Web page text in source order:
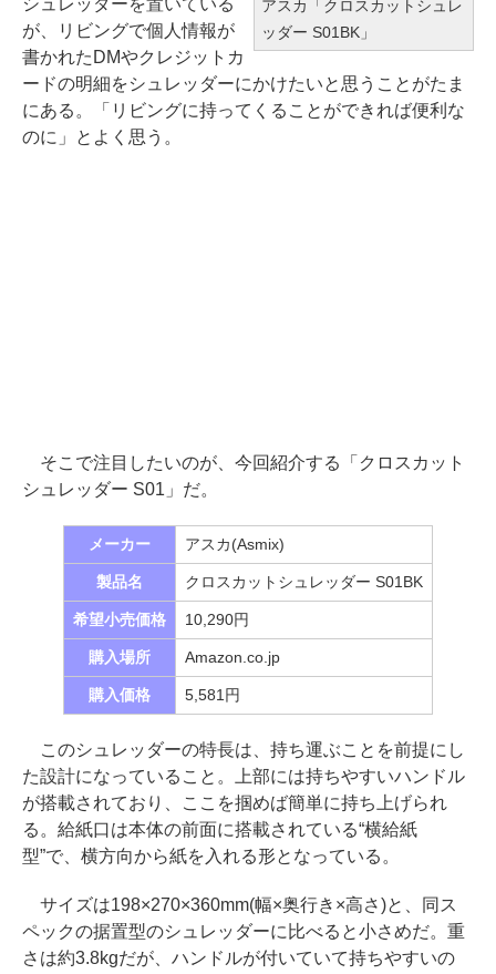
アスカ「クロスカットシュレ
ッダー S01BK」
シュレッダーを置いている
が、リビングで個人情報が
書かれたDMやクレジットカ
ードの明細をシュレッダーにかけたいと思うことがたま
にある。「リビングに持ってくることができれば便利な
のに」とよく思う。
そこで注目したいのが、今回紹介する「クロスカット
シュレッダー S01」だ。
メーカー アスカ(Asmix)
製品名 クロスカットシュレッダー S01BK
希望小売価格 10,290円
購入場所 Amazon.co.jp
購入価格 5,581円
このシュレッダーの特長は、持ち運ぶことを前提にし
た設計になっていること。上部には持ちやすいハンドル
が搭載されており、ここを掴めば簡単に持ち上げられ
る。給紙口は本体の前面に搭載されている“横給紙
型”で、横方向から紙を入れる形となっている。
サイズは198×270×360mm(幅×奥行き×高さ)と、同ス
ペックの据置型のシュレッダーに比べると小さめだ。重
さは約3.8kgだが、ハンドルが付いていて持ちやすいの